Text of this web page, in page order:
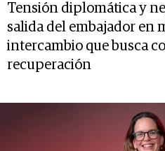
Tensión diplomática y
salida del embajador en
intercambio que busca
recuperación